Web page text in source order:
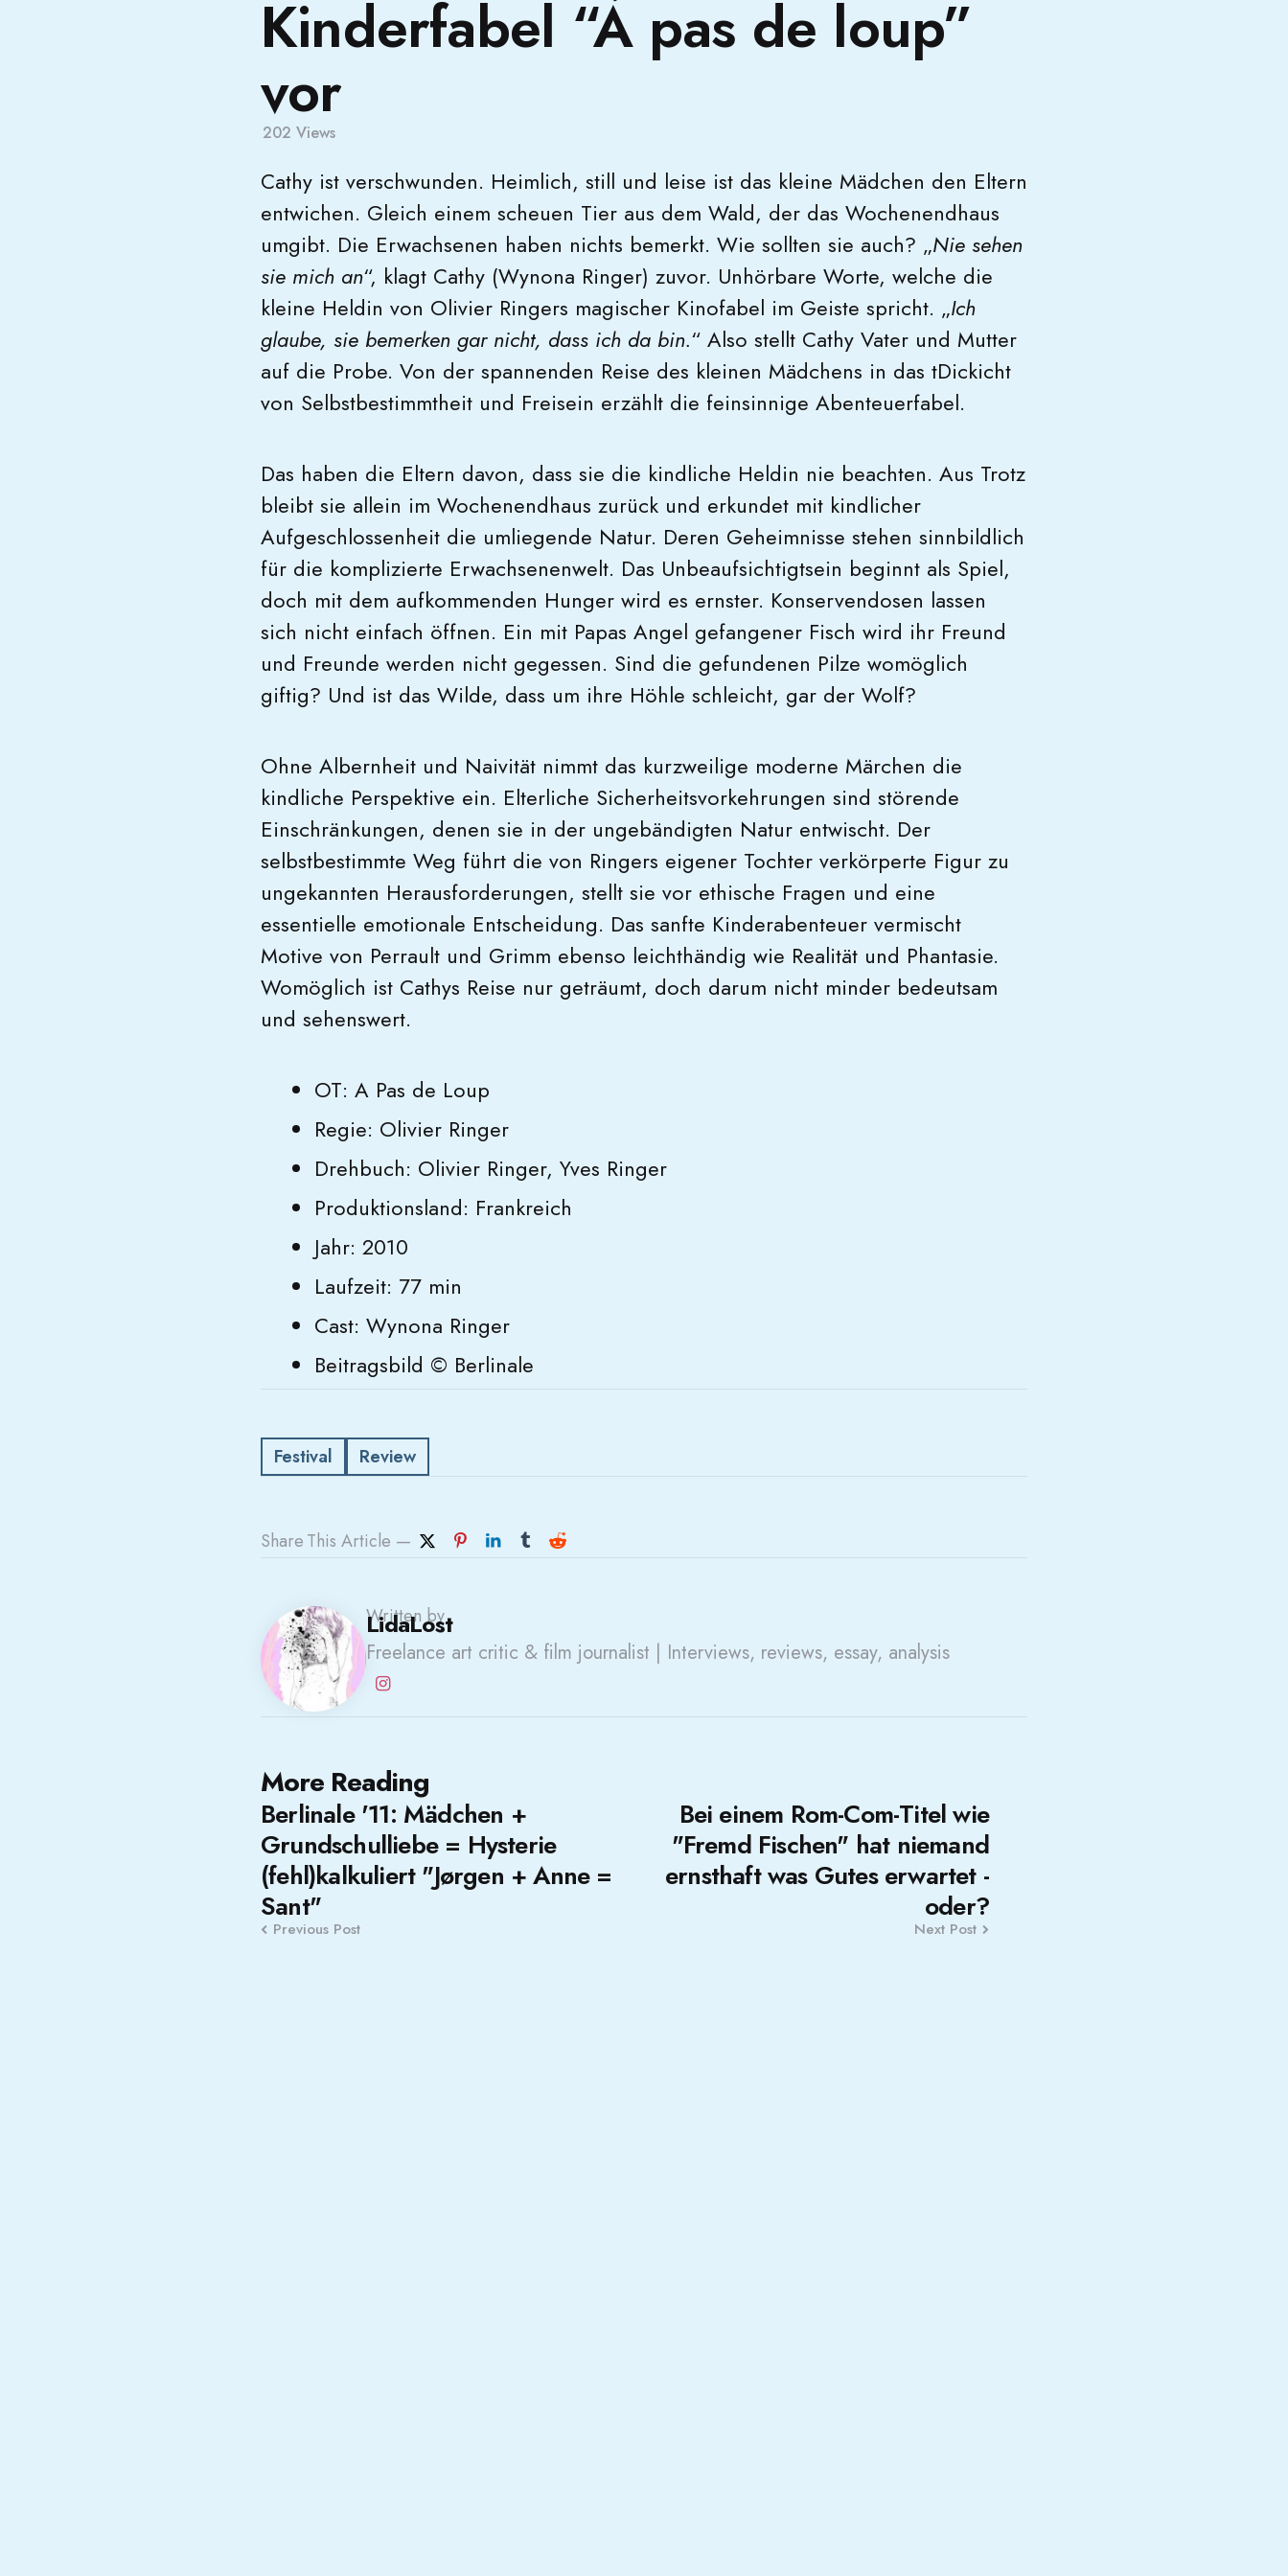
Kinderfabel “À pas de loup”
vor
202 Views
Cathy ist verschwunden. Heimlich, still und leise ist das kleine Mädchen den Eltern
entwichen. Gleich einem scheuen Tier aus dem Wald, der das Wochenendhaus
umgibt. Die Erwachsenen haben nichts bemerkt. Wie sollten sie auch? „Nie sehen
sie mich an“, klagt Cathy (Wynona Ringer) zuvor. Unhörbare Worte, welche die
kleine Heldin von Olivier Ringers magischer Kinofabel im Geiste spricht. „Ich
glaube, sie bemerken gar nicht, dass ich da bin.“ Also stellt Cathy Vater und Mutter
auf die Probe. Von der spannenden Reise des kleinen Mädchens in das tDickicht
von Selbstbestimmtheit und Freisein erzählt die feinsinnige Abenteuerfabel.
Das haben die Eltern davon, dass sie die kindliche Heldin nie beachten. Aus Trotz
bleibt sie allein im Wochenendhaus zurück und erkundet mit kindlicher
Aufgeschlossenheit die umliegende Natur. Deren Geheimnisse stehen sinnbildlich
für die komplizierte Erwachsenenwelt. Das Unbeaufsichtigtsein beginnt als Spiel,
doch mit dem aufkommenden Hunger wird es ernster. Konservendosen lassen
sich nicht einfach öffnen. Ein mit Papas Angel gefangener Fisch wird ihr Freund
und Freunde werden nicht gegessen. Sind die gefundenen Pilze womöglich
giftig? Und ist das Wilde, dass um ihre Höhle schleicht, gar der Wolf?
Ohne Albernheit und Naivität nimmt das kurzweilige moderne Märchen die
kindliche Perspektive ein. Elterliche Sicherheitsvorkehrungen sind störende
Einschränkungen, denen sie in der ungebändigten Natur entwischt. Der
selbstbestimmte Weg führt die von Ringers eigener Tochter verkörperte Figur zu
ungekannten Herausforderungen, stellt sie vor ethische Fragen und eine
essentielle emotionale Entscheidung. Das sanfte Kinderabenteuer vermischt
Motive von Perrault und Grimm ebenso leichthändig wie Realität und Phantasie.
Womöglich ist Cathys Reise nur geträumt, doch darum nicht minder bedeutsam
und sehenswert.
OT: A Pas de Loup
Regie: Olivier Ringer
Drehbuch: Olivier Ringer, Yves Ringer
Produktionsland: Frankreich
Jahr: 2010
Laufzeit: 77 min
Cast: Wynona Ringer
Beitragsbild © Berlinale
Festival Review
ShareThis Article
Written by
LidaLost
Freelance art critic & film journalist | Interviews, reviews, essay, analysis
More Reading
Post
navigation
Berlinale '11: Mädchen +
Grundschulliebe = Hysterie
(fehl)kalkuliert "Jørgen + Anne =
Sant"
Previous Post
Bei einem Rom-Com-Titel wie
"Fremd Fischen" hat niemand
ernsthaft was Gutes erwartet -
oder?
Next Post